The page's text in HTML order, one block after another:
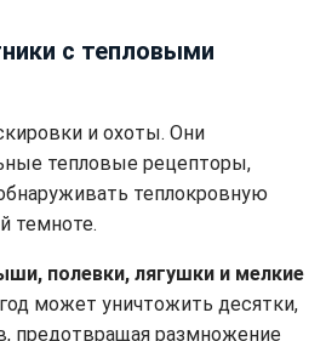
с тепловыми
и охоты. Они
тепловые рецепторы,
теплокровную
темноте.
полевки, лягушки и мелкие
может уничтожить десятки,
предотвращая размножение